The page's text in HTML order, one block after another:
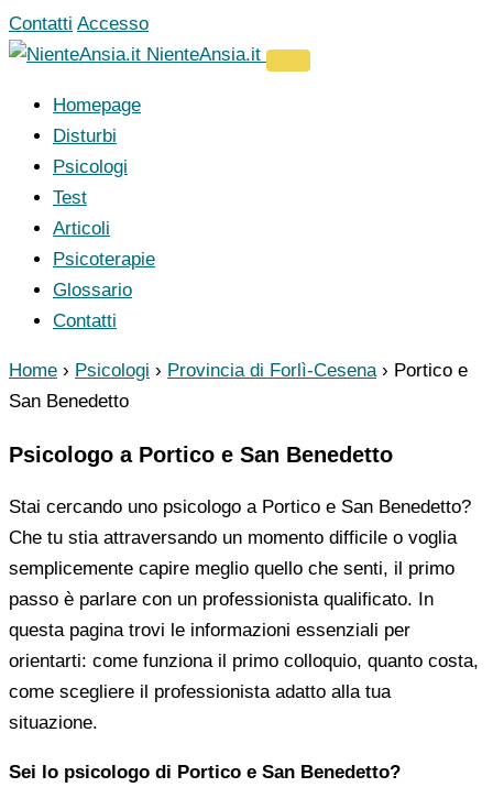
Vai
al
Contatti Accesso
NienteAnsia.it
Homepage
Disturbi
Psicologi
Test
Articoli
Psicoterapie
Glossario
Contatti
Home › Psicologi › Provincia di Forlì-Cesena › Portico e
San Benedetto
Psicologo a Portico e San Benedetto
Stai cercando uno psicologo a Portico e San Benedetto?
Che tu stia attraversando un momento difficile o voglia
semplicemente capire meglio quello che senti, il primo
passo è parlare con un professionista qualificato. In
questa pagina trovi le informazioni essenziali per
orientarti: come funziona il primo colloquio, quanto costa,
come scegliere il professionista adatto alla tua
situazione.
Sei lo psicologo di Portico e San Benedetto?